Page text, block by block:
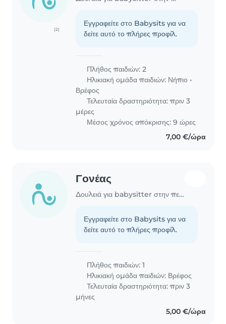
(2)
Εγγραφείτε στο Babysits για να
δείτε αυτό το πλήρες προφίλ.
Πλήθος παιδιών: 2
Ηλικιακή ομάδα παιδιών: Νήπιο •
Βρέφος
Τελευταία δραστηριότητα: πριν 3
μέρες
Μέσος χρόνος απόκρισης: 9 ώρες
7,00 €/ώρα
Γονέας
Δουλειά για babysitter στην περιοχή Χανιά
Εγγραφείτε στο Babysits για να
δείτε αυτό το πλήρες προφίλ.
Πλήθος παιδιών: 1
Ηλικιακή ομάδα παιδιών: Βρέφος
Τελευταία δραστηριότητα: πριν 3
μήνες
5,00 €/ώρα